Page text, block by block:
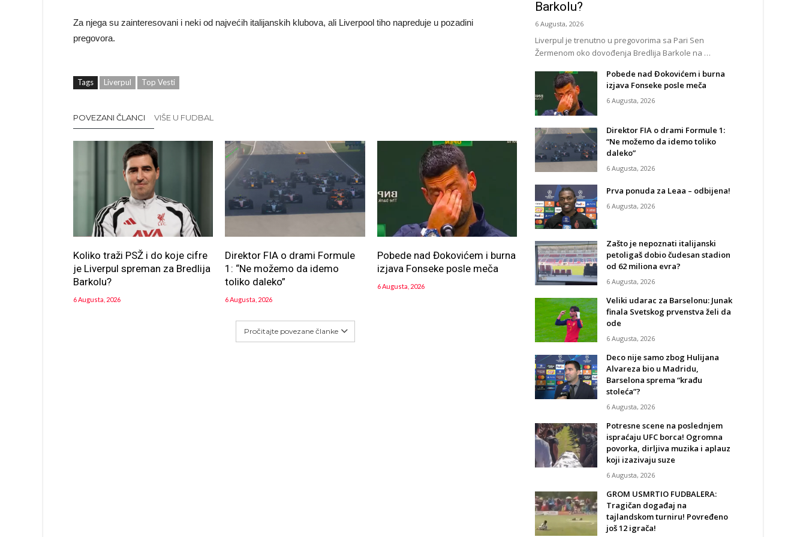
Za njega su zainteresovani i neki od najvećih italijanskih klubova, ali Liverpool tiho napreduje u pozadini
pregovora.
Tags Liverpul Top Vesti
POVEZANI ČLANCI VIŠE U FUDBAL
Koliko traži PSŽ i do koje cifre
je Liverpul spreman za Bredlija
Barkolu?
6 Augusta, 2026
Direktor FIA o drami Formule
1: “Ne možemo da idemo
toliko daleko”
6 Augusta, 2026
Pobede nad Đokovićem i burna
izjava Fonseke posle meča
6 Augusta, 2026
Pročitajte povezane članke
Barkolu?
6 Augusta, 2026
Liverpul je trenutno u pregovorima sa Pari Sen
Žermenom oko dovođenja Bredlija Barkole na …
Pobede nad Đokovićem i burna
izjava Fonseke posle meča
6 Augusta, 2026
Direktor FIA o drami Formule 1:
“Ne možemo da idemo toliko
daleko”
6 Augusta, 2026
Prva ponuda za Leaa – odbijena!
6 Augusta, 2026
Zašto je nepoznati italijanski
petoligaš dobio čudesan stadion
od 62 miliona evra?
6 Augusta, 2026
Veliki udarac za Barselonu: Junak
finala Svetskog prvenstva želi da
ode
6 Augusta, 2026
Deco nije samo zbog Hulijana
Alvareza bio u Madridu,
Barselona sprema “krađu
stoleća”?
6 Augusta, 2026
Potresne scene na poslednjem
ispraćaju UFC borca! Ogromna
povorka, dirljiva muzika i aplauz
koji izazivaju suze
6 Augusta, 2026
GROM USMRTIO FUDBALERA:
Tragičan događaj na
tajlandskom turniru! Povređeno
još 12 igrača!